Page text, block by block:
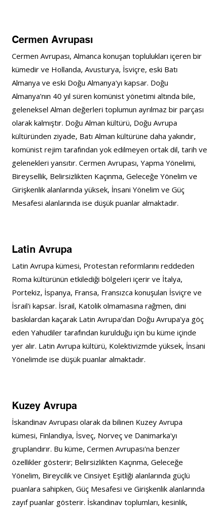
Cermen Avrupası
Cermen Avrupası, Almanca konuşan toplulukları içeren bir
kümedir ve Hollanda, Avusturya, İsviçre, eski Batı
Almanya ve eski Doğu Almanya'yı kapsar. Doğu
Almanya'nın 40 yıl süren komünist yönetimi altında bile,
geleneksel Alman değerleri toplumun ayrılmaz bir parçası
olarak kalmıştır. Doğu Alman kültürü, Doğu Avrupa
kültüründen ziyade, Batı Alman kültürüne daha yakındır,
komünist rejim tarafından yok edilmeyen ortak dil, tarih ve
gelenekleri yansıtır. Cermen Avrupası, Yapma Yönelimi,
Bireysellik, Belirsizlikten Kaçınma, Geleceğe Yönelim ve
Girişkenlik alanlarında yüksek, İnsani Yönelim ve Güç
Mesafesi alanlarında ise düşük puanlar almaktadır.
Latin Avrupa
Latin Avrupa kümesi, Protestan reformlarını reddeden
Roma kültürünün etkilediği bölgeleri içerir ve İtalya,
Portekiz, İspanya, Fransa, Fransızca konuşulan İsviçre ve
İsrail'i kapsar. İsrail, Katolik olmamasına rağmen, dini
baskılardan kaçarak Latin Avrupa'dan Doğu Avrupa'ya göç
eden Yahudiler tarafından kurulduğu için bu küme içinde
yer alır. Latin Avrupa kültürü, Kolektivizmde yüksek, İnsani
Yönelimde ise düşük puanlar almaktadır.
Kuzey Avrupa
İskandinav Avrupası olarak da bilinen Kuzey Avrupa
kümesi, Finlandiya, İsveç, Norveç ve Danimarka'yı
gruplandırır. Bu küme, Cermen Avrupası'na benzer
özellikler gösterir; Belirsizlikten Kaçınma, Geleceğe
Yönelim, Bireycilik ve Cinsiyet Eşitliği alanlarında güçlü
puanlara sahipken, Güç Mesafesi ve Girişkenlik alanlarında
zayıf puanlar gösterir. İskandinav toplumları, kesinlik,